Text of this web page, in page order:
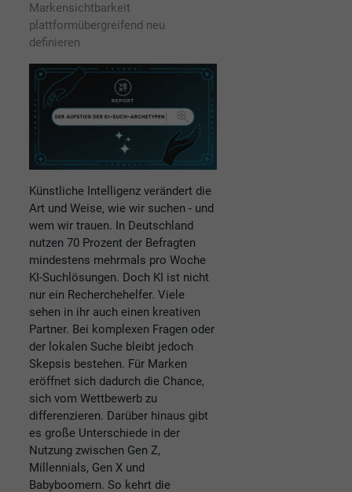
Markensichtbarkeit
plattformübergreifend neu
definieren
Künstliche Intelligenz verändert die
Art und Weise, wie wir suchen - und
wem wir trauen. In Deutschland
nutzen 70 Prozent der Befragten
mindestens mehrmals pro Woche
KI-Suchlösungen. Doch KI ist nicht
nur ein Recherchehelfer. Viele
sehen in ihr auch einen kreativen
Partner. Bei komplexen Fragen oder
der lokalen Suche bleibt jedoch
Skepsis bestehen. Für Marken
eröffnet sich dadurch die Chance,
sich vom Wettbewerb zu
differenzieren. Darüber hinaus gibt
es große Unterschiede in der
Nutzung zwischen Gen Z,
Millennials, Gen X und
Babyboomern. So kehrt die